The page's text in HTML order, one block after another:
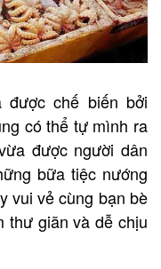
được chế biến bởi
có thể tự mình ra
được người dân
bữa tiệc nướng
vui vẻ cùng bạn bè
thư giãn và dễ chịu